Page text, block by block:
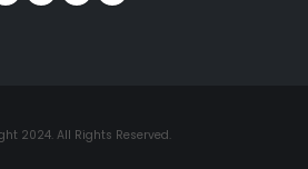
2024. All Rights Reserved.